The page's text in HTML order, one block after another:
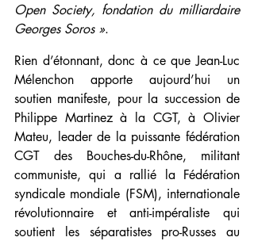
Open Society, fondation du milliardaire
Georges Soros ».
Rien d’étonnant, donc à ce que Jean-Luc
Mélenchon apporte aujourd’hui un
soutien manifeste, pour la succession de
Philippe Martinez à la CGT, à Olivier
Mateu, leader de la puissante fédération
CGT des Bouches-du-Rhône, militant
communiste, qui a rallié la Fédération
syndicale mondiale (FSM), internationale
révolutionnaire et anti-impéraliste qui
soutient les séparatistes pro-Russes au